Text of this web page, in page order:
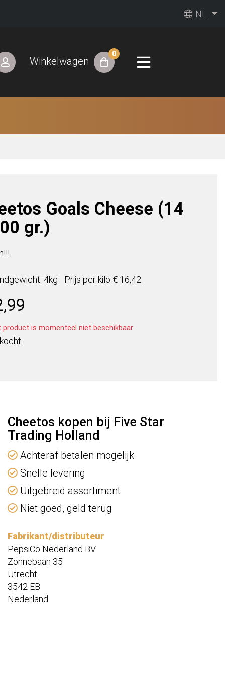
NL
Winkelwagen
0
Goals Cheese (14
gr.)
4kg Prijs per kilo € 16,42
product is momenteel niet beschikbaar
Cheetos kopen bij Five Star
Trading Holland
Achteraf betalen mogelijk
Snelle levering
Uitgebreid assortiment
Niet goed, geld terug
Fabrikant/distributeur
PepsiCo Nederland BV
Zonnebaan 35
Utrecht
3542 EB
Nederland